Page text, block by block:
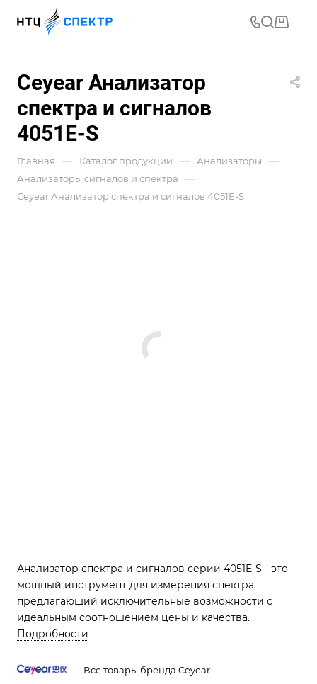
Ceyear Анализатор
спектра и сигналов
4051E-S
Главная — Каталог продукции — Анализаторы —
Анализаторы сигналов и спектра —
Ceyear Анализатор спектра и сигналов 4051E-S
Анализатор спектра и сигналов серии 4051E-S - это
мощный инструмент для измерения спектра,
предлагающий исключительные возможности с
идеальным соотношением цены и качества.
Подробности
Все товары бренда Ceyear